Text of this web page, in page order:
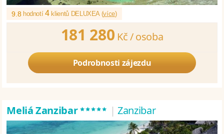
9.8 hodnotí4klientů DELUXEA (více)
181 280 Kč /osoba
Podrobnosti zájezdu
Meliá Zanzibar***** | Zanzibar